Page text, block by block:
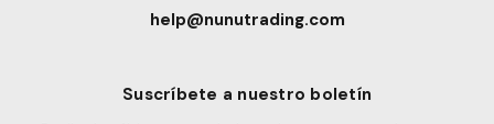
help@nunutrading.com
Suscríbete a nuestro boletín